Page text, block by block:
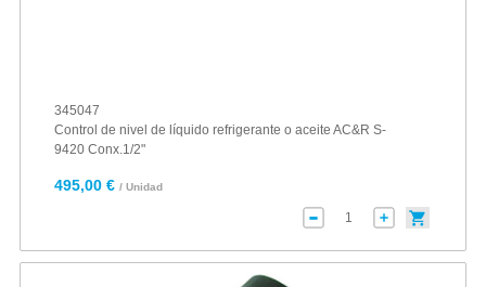
345047
Control de nivel de líquido refrigerante o aceite AC&R S-
9420 Conx.1/2"
495,00 € / Unidad